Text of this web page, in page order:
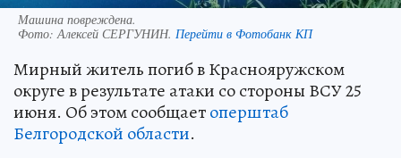
Машина повреждена.
Фото:Алексей СЕРГУНИН. Перейти в Фотобанк КП
Мирный житель погиб в Краснояружском
округе в результате атаки со стороны ВСУ 25
июня. Об этом сообщаетоперштаб
Белгородской области.